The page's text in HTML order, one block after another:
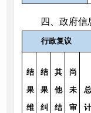
四、政府
行政复议
结
果
维
结
果
纠
其
他
结
尚
未
审
总
计